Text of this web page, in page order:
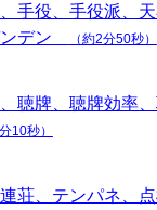
手役、手役派、
ンデン
（約2分50秒）
聴牌、聴牌効率
10秒）
荘、テンパネ、